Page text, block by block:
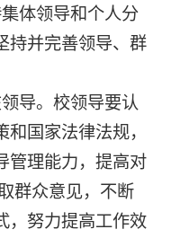
体领导和个人分
持并完善领导、群
导。校领导要认
国家法律法规，
管理能力，提高对
群众意见，不断
，努力提高工作效